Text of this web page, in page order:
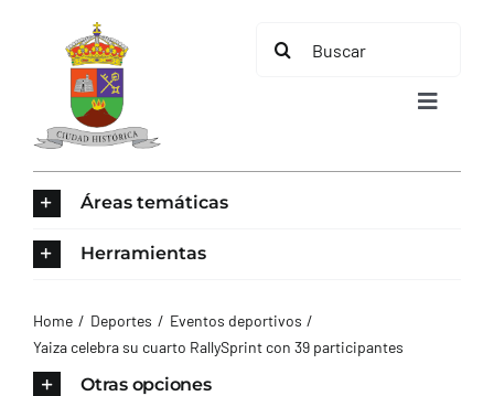
contenido
Buscar:
Toggle
AYUNTAMIENTO
Áreas temáticas
Herramientas
Home Deportes
Eventos deportivos
Yaiza celebra su cuarto RallySprint con 39 participantes
Otras opciones